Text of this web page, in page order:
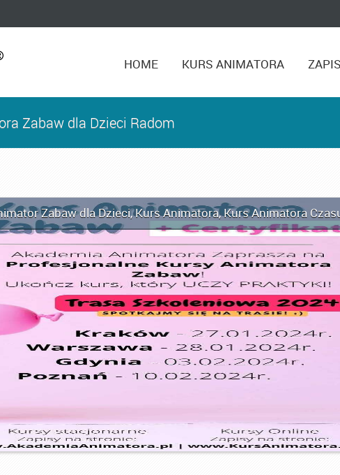
HOME KURS ANIMATORA
Zabaw dla Dzieci Radom
Zabaw dla Dzieci,Kurs Animatora,Kurs Animatora